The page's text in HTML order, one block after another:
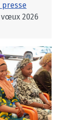
presse
2026